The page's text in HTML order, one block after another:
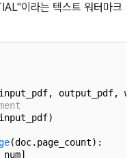
이라는 텍스트 워터마크
output_pdf,
(doc.page_count):